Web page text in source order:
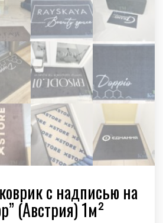
с надписью на
(Австрия) 1м²